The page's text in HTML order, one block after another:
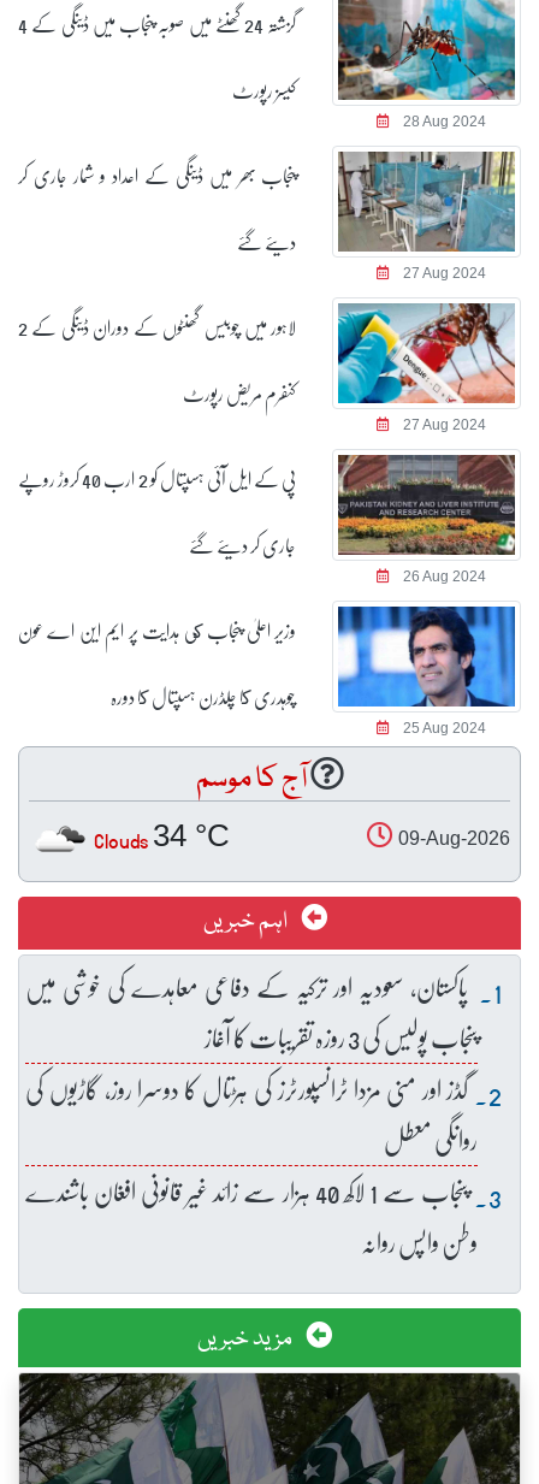
28 Aug 2024
گزشتہ 24 گھنٹے میں صوبہ پنجاب میں ڈینگی کے 4
کیسز رپورٹ
27 Aug 2024
پنجاب بھر میں ڈینگی کے اعداد و شمار جاری کر
دیئے گئے
27 Aug 2024
لاہور میں چوبیس گھنٹوں کے دوران ڈینگی کے 2
کنفرم مریض رپورٹ
26 Aug 2024
پی کے ایل آئی ہسپتال کو 2 ارب 40 کروڑ روپے
جاری کر دیئے گئے
25 Aug 2024
وزیر اعلیٰ پنجاب كی ہدایت پر ایم این اے عون
چوہدری كا چلڈرن ہسپتال كا دورہ
آج کا موسم
09-Aug-2026
34 °C
Clouds
اہم خبریں
پاکستان، سعودیہ اور ترکیہ کے دفاعی معاہدے کی خوشی میں
پنجاب پولیس کی 3 روزہ تقریبات کا آغاز
گڈز اور منی مزدا ٹرانسپورٹرز کی ہڑتال کا دوسرا روز، گاڑیوں کی
روانگی معطل
پنجاب سے 1 لاکھ 40 ہزار سے زائد غیر قانونی افغان باشندے
وطن واپس روانہ
مزید خبریں